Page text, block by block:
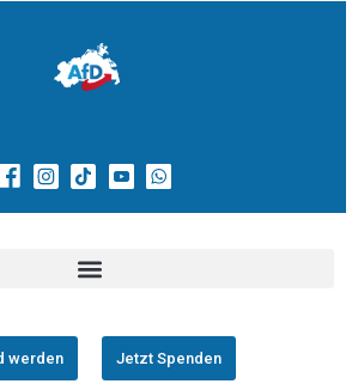
werden Jetzt Spenden